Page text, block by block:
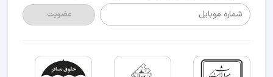
شماره موبایل عضویت